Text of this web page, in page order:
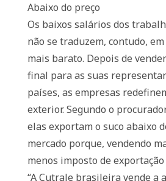
Abaixo do preço
Os baixos salários dos
não se traduzem, contudo,
mais barato. Depois de
final para as suas
países, as empresas
exterior. Segundo o
elas exportam o suco abaixo
mercado porque, vendendo
menos imposto de
“A Cutrale brasileira vende a